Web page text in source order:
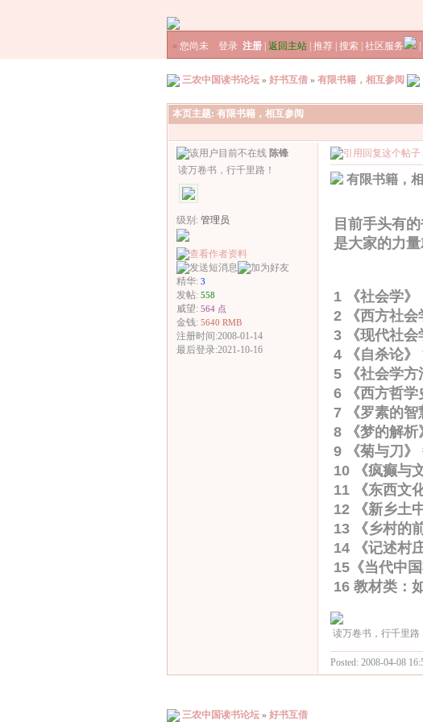
» 您尚未 登录 注册 返回主站 推荐 搜索 社区服务
三农中国读书论坛 » 好书互借 » 有限书籍，相互参阅
本页主题: 有限书籍，相互参阅
陈锋
读万卷书，行千里路！
级别: 管理员
精华: 3
发帖: 558
威望: 564 点
金钱: 5640 RMB
注册时间:2008-01-14
最后登录:2021-10-16
有限书籍，
目前手头有
是大家的力
1 《社会学》
2 《西方社会
3 《现代社会
4 《自杀论》
5 《社会学方
6 《西方哲学
7 《罗素的智
8 《梦的解析
9 《菊与刀》
10 《疯癫
11 《东西文
12 《新乡土
13 《乡村的
14 《记述村
15《当代中
16 教材类：
读万卷书，行千里路
Posted: 2008-04-08
三农中国读书论坛 » 好书互借